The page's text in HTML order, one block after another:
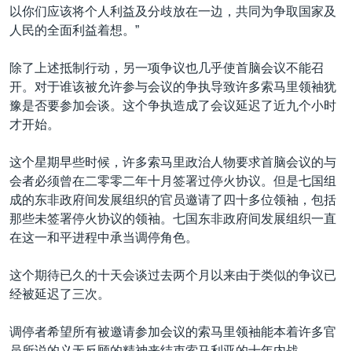
南中国海争端
关注西藏
关注新疆
GEN Z 看美国
以你们应该将个人利益及分歧放在一边，共同为争取国家及
人民的全面利益着想。”
除了上述抵制行动，另一项争议也几乎使首脑会议不能召
开。对于谁该被允许参与会议的争执导致许多索马里领袖犹
豫是否要参加会谈。这个争执造成了会议延迟了近九个小时
才开始。
这个星期早些时候，许多索马里政治人物要求首脑会议的与
会者必须曾在二零零二年十月签署过停火协议。但是七国组
成的东非政府间发展组织的官员邀请了四十多位领袖，包括
那些未签署停火协议的领袖。七国东非政府间发展组织一直
在这一和平进程中承当调停角色。
这个期待已久的十天会谈过去两个月以来由于类似的争议已
经被延迟了三次。
调停者希望所有被邀请参加会议的索马里领袖能本着许多官